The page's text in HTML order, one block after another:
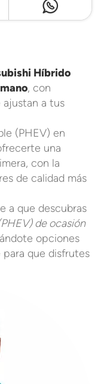
Híbrido
, con
a tus
(PHEV) en
una
con la
de calidad más
a que descubras
de ocasión
opciones
que disfrutes